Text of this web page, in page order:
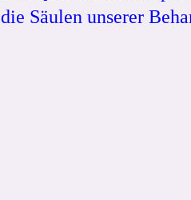
Säulen unserer